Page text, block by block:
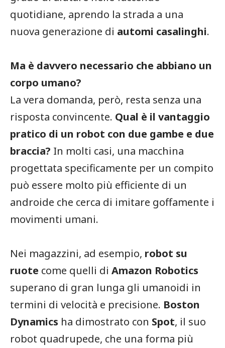
quotidiane, aprendo la strada a una
nuova generazione di automi casalinghi.
Ma è davvero necessario che abbiano un
corpo umano?
La vera domanda, però, resta senza una
risposta convincente. Qual è il vantaggio
pratico di un robot con due gambe e due
braccia? In molti casi, una macchina
progettata specificamente per un compito
può essere molto più efficiente di un
androide che cerca di imitare goffamente i
movimenti umani.
Nei magazzini, ad esempio, robot su
ruote come quelli di Amazon Robotics
superano di gran lunga gli umanoidi in
termini di velocità e precisione. Boston
Dynamics ha dimostrato con Spot, il suo
robot quadrupede, che una forma più